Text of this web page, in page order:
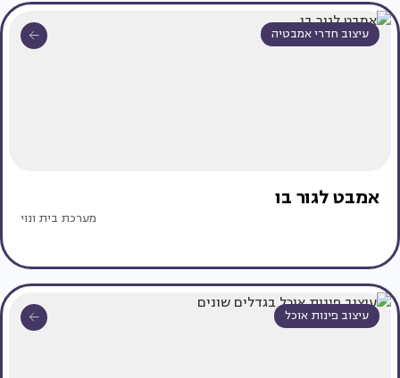
עיצוב חדרי אמבטיה
אמבט לגור בו
מערכת בית ונוי
עיצוב פינות אוכל